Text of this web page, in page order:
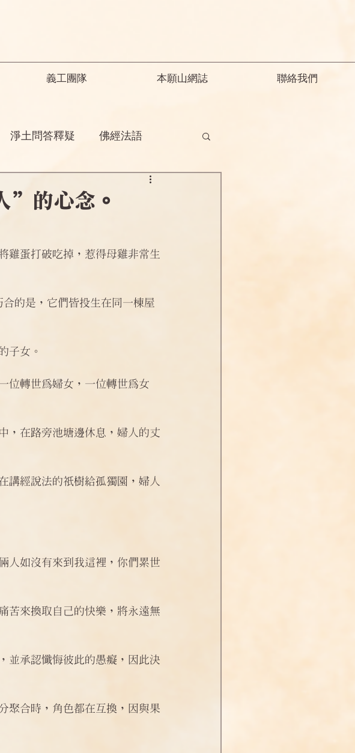
義工團隊 本願山網誌 聯絡我們
淨土問答釋疑 佛經法語
釋迦教念彌陀
”的心念。
雞蛋打破吃掉，惹得母雞非常生
的是，它們皆投生在同一棟屋
子女。
位轉世為婦女，一位轉世為女
，在路旁池塘邊休息，婦人的丈
講經說法的祇樹給孤獨園，婦人
人如沒有來到我這裡，你們累世
苦來換取自己的快樂，將永遠無
並承認懺悔彼此的愚癡，因此決
聚合時，角色都在互換，因與果